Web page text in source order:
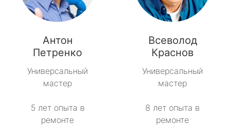
Антон
Петренко
Универсальный
мастер
5 лет опыта в
ремонте
Всеволод
Краснов
Универсальный
мастер
8 лет опыта в
ремонте